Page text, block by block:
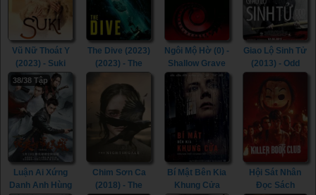
Vũ Nữ Thoát Y
(2023) - Suki
(2023)
The Dive (2023)
(2023) - The
(2023)
Ngôi Mộ Hờ (0) -
Shallow Grave
(0)
Giao Lộ Sinh Tử
(2013) - Odd
Thomas (2013)
38/38 Tập
Luận Ai Xứng
Danh Anh Hùng
Chim Sơn Ca
(2018) - The
Bí Mật Bên Kia
Khung Cửa
Hội Sát Nhân
Đọc Sách